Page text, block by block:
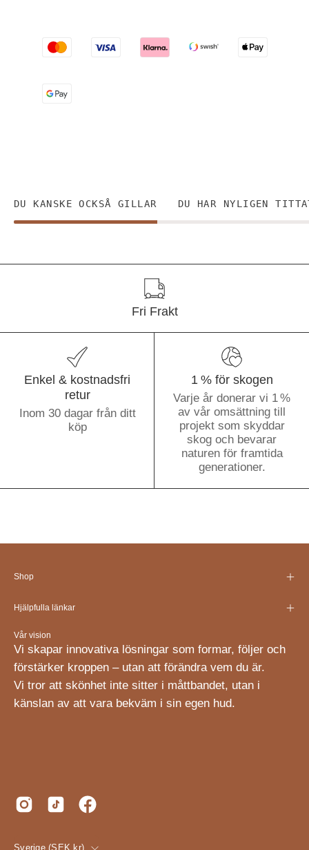
DU KANSKE OCKSÅ GILLAR DU HAR NYLIGEN
Fri Frakt
Enkel & kostnadsfri
retur
Inom 30 dagar från ditt
köp
1 % för skogen
Varje år donerar vi 1 %
av vår omsättning till
projekt som skyddar
skog och bevarar
naturen för framtida
generationer.
Shop
Hjälpfulla länkar
Vår vision
Vi skapar innovativa lösningar som formar, följer och
förstärker kroppen – utan att förändra vem du är.
Vi tror att skönhet inte sitter i måttbandet, utan i
känslan av att vara bekväm i sin egen hud.